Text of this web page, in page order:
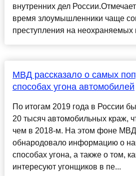
внутренних дел
время злоумышленники чаще
преступления на неохраняемых
МВД рассказало о самых
способах угона автомобилей
По итогам 2019 года в России
20 тысяч автомобильных краж,
чем в 2018-м. На этом фоне
обнародовало информацию о
способах угона, а также о том,
интересуют угонщиков в пе...